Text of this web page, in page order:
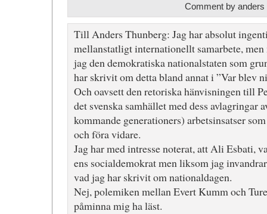
Comment by
Till Anders Thunberg: Jag har absolut
mellanstatligt internationellt samarbete,
jag den demokratiska nationalstaten som
har skrivit om detta bland annat i ”Var blev
Och oavsett den retoriska hänvisningen till
det svenska samhället med dess avlagringar
kommande generationers) arbetsinsatser
och föra vidare.
Jag har med intresse noterat, att Ali Esbati,
ens socialdemokrat men liksom jag
vad jag har skrivit om nationaldagen.
Nej, polemiken mellan Evert Kumm och
påminna mig ha läst.